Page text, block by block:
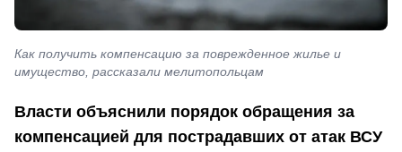
Как получить компенсацию за поврежденное жилье и
имущество, рассказали мелитопольцам
Власти объяснили порядок обращения за
компенсацией для пострадавших от атак ВСУ